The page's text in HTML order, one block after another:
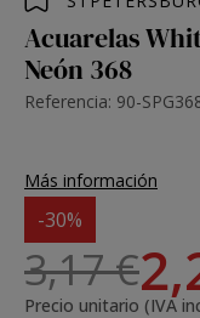
Acuarelas
Neón 368
Referencia: 90-
Más información
-30%
3,17 €
Precio unitario (IVA